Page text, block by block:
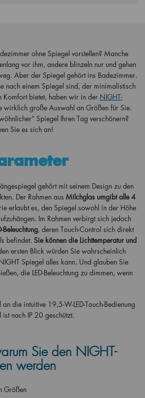
ohne Spiegel vorstellen? Manche
vor ihm, andere blinzeln nur und gehen
Aber der Spiegel gehört ins Badezimmer.
nach einem Spiegel sind, der minimalistisch
Komfort bietet, haben wir in der NIGHT-
wirklich große Auswahl an Größen für Sie.
Spiegel Ihren Tag verschönern?
Sie es sich an!
gehört mit seinem Design zu den
Der Rahmen aus Milchglas umgibt alle 4
erlaubt es, den Spiegel sowohl in der Höhe
Im Rahmen verbirgt sich jedoch
Beleuchtung, deren Touch-Control sich direkt
befindet. Sie können die Lichttemperatur und
ersten Blick würden Sie wahrscheinlich
Spiegel alles kann. Und glauben Sie
die LED-Beleuchtung zu dimmen, wenn
die intuitive 19,5-W-LED-Touch-Bedienung
nach IP 20 geschützt.
Sie den NIGHT-
werden
Größen